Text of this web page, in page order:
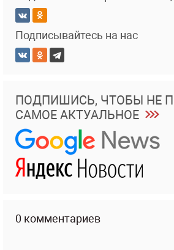
Подписывайтесь на нас
ПОДПИШИСЬ, ЧТОБЫ НЕ
САМОЕ АКТУАЛЬНОЕ
0 комментариев